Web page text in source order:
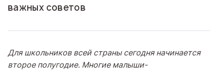
важных советов
Для школьников всей страны сегодня начинается
второе полугодие. Многие малыши-